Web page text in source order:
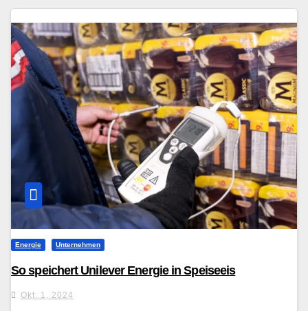
Energie Unternehmen
So speichert Unilever Energie in Speiseeis
Okt. 1, 2024